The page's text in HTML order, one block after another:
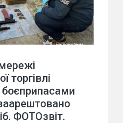
торгівлі
ФОТОзвіт.